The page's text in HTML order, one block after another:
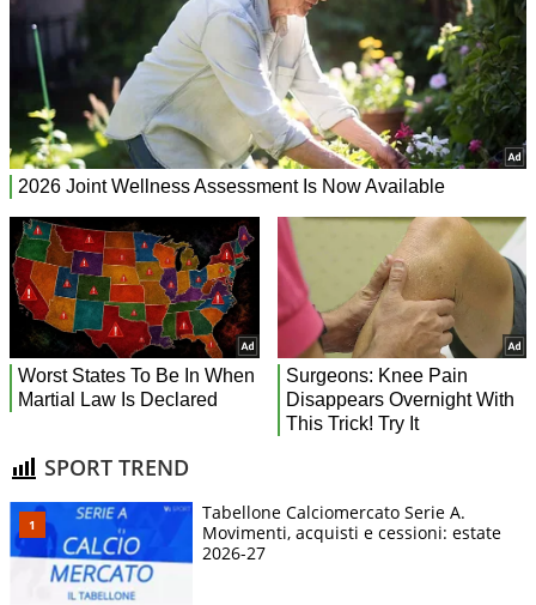
SPORT TREND
Tabellone Calciomercato Serie A.
Movimenti, acquisti e cessioni: estate
2026-27